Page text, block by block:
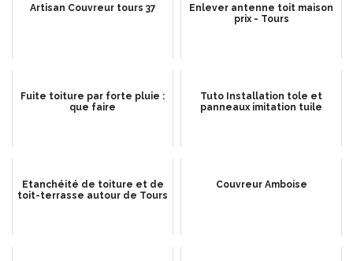
Artisan Couvreur tours 37
Enlever antenne toit maison
prix - Tours
Fuite toiture par forte pluie :
que faire
Tuto Installation tole et
panneaux imitation tuile
Etanchéité de toiture et de
toit-terrasse autour de Tours
Couvreur Amboise